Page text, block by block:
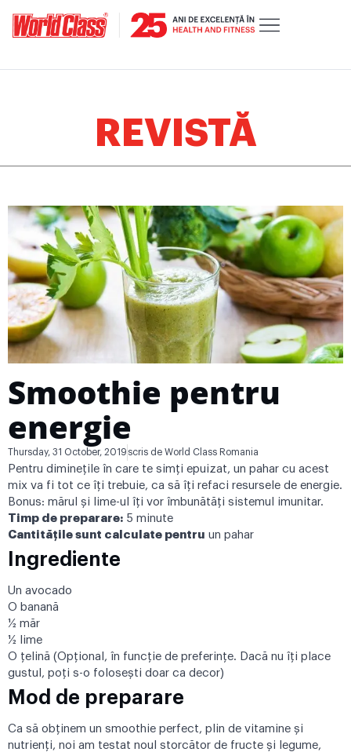
REVISTĂ
Smoothie pentru
energie
Thursday, 31 October, 2019 scris de World Class Romania
Pentru diminețile în care te simți epuizat, un pahar cu acest
mix va fi tot ce îți trebuie, ca să îți refaci resursele de energie.
Bonus: mărul și lime-ul îți vor îmbunătăți sistemul imunitar.
Timp de preparare: 5 minute
Cantitățile sunt calculate pentru un pahar
Ingrediente
Un avocado
O banană
½ măr
½ lime
O țelină (Opțional, în funcție de preferințe. Dacă nu îți place
gustul, poți s-o folosești doar ca decor)
Mod de preparare
Ca să obținem un smoothie perfect, plin de vitamine și
nutrienți, noi am testat noul storcător de fructe și legume,